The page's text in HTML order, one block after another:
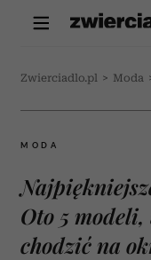
Zwierciadlo.pl > Moda
MODA
Oto 5
chodzić na